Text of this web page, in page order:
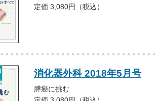
定価 3,080円（税込）
消化器外科 2018年5月号
膵癌に挑む